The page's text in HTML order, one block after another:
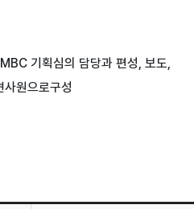
기획심의 담당과 편성, 보도,
원으로구성